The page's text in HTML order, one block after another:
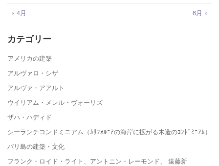
« 4月 6月 »
カテゴリー
アメリカの建築
アルヴァロ・シザ
アルヴァ・アアルト
ウイリアム・メレル・ヴォーリズ
ザハ・ハディド
シーランチコンドミニアム（ｶﾘﾌｫﾙﾆｱの海岸に拡がる木造のｺﾝﾄﾞﾐﾆｱﾑ）
バリ島の建築・文化
フランク・ロイド・ライト、アントニン・レーモンド、 遠藤新